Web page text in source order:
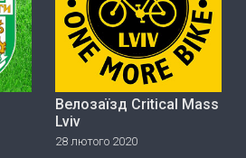
Велозаїзд Critical Mass
Lviv
28 лютого 2020